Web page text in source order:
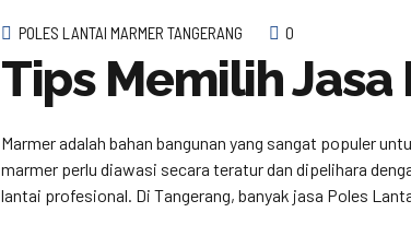
POLES LANTAI MARMER TANGERANG 0
Tips Memilih
Marmer adalah bahan bangunan yang sangat populer
marmer perlu diawasi secara teratur dan dipelihara
lantai profesional. Di Tangerang, banyak jasa Poles